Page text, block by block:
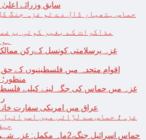
سابق وزرائے
حماس ہتھیار ڈال دے تو غزہ جنگ
مذاکرات کے بغیر کوئی
غزہ پرسلامتی کونسل کےرکن
منظور؛
غزہ میں حماس کی جگہ لینے کیلیے
عراق میں امریکی سفارت خانے
غزہ؛ حماس سے لڑائی میں